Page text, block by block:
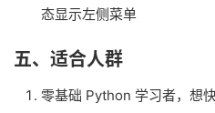
态显示左侧菜单
五、适合人群
零基础 Python 学习者，想